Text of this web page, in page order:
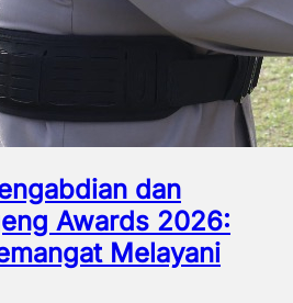
dan
Awards 2026:
Melayani